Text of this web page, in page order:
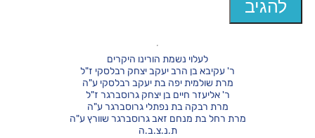
לעלוי נשמת הורינו היקרים
ר' עקיבא בן הרב יעקב יצחק רבלסקי ז"ל
מרת שולמית יפה בת יעקב רבלסקי ע"ה
ר' אליעזר חיים בן יצחק גרוסברגר ז"ל
מרת רבקה בת נפתלי גרוסברגר ע"ה
מרת רחל בת מנחם זאב גרוסברגר שוורץ ע"ה
ת.נ.צ.ב.ה